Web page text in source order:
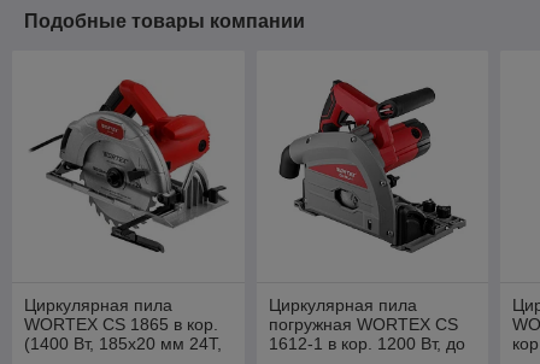
Подобные товары компании
Циркулярная пила
WORTEX CS 1865 в кор.
(1400 Вт, 185х20 мм 24Т,
Циркулярная пила
погружная WORTEX CS
1612-1 в кор. 1200 Вт, до